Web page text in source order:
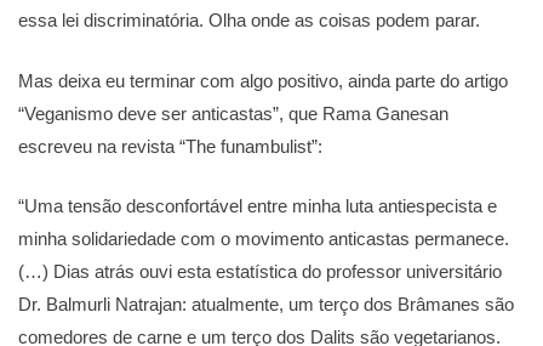
essa lei discriminatória. Olha onde as coisas podem parar.
Mas deixa eu terminar com algo positivo, ainda parte do artigo
“Veganismo deve ser anticastas”, que Rama Ganesan
escreveu na revista “The funambulist”:
“Uma tensão desconfortável entre minha luta antiespecista e
minha solidariedade com o movimento anticastas permanece.
(…) Dias atrás ouvi esta estatística do professor universitário
Dr. Balmurli Natrajan: atualmente, um terço dos Brâmanes são
comedores de carne e um terço dos Dalits são vegetarianos.